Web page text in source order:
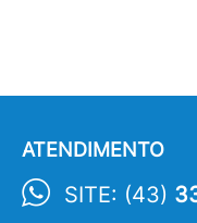
ATENDIMENTO
SITE: (43)